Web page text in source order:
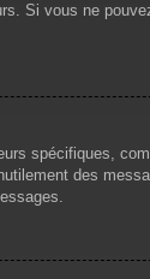
Si vous ne
spécifiques,
des